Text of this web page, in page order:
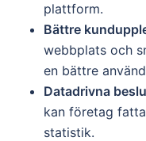
plattform.
Bättre
webbplats och
en bättre
Datadrivna
kan företag
statistik.